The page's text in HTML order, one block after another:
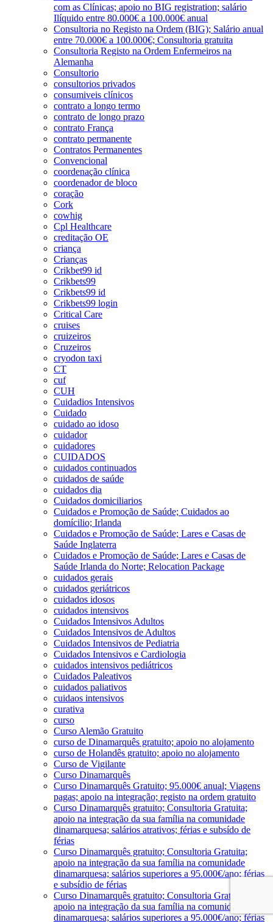
com as Clínicas; apoio no BIG registration; salário
Ilíquido entre 80.000€ a 100.000€ anual
Consultoria no Registo na Ordem (BIG); Salário anual
entre 70.000€ a 100.000€; Consultoria gratuita
Consultoria Registo na Ordem Enfermeiros na
Alemanha
Consultorio
consultorios privados
consumiveis clínicos
contrato a longo termo
contrato de longo prazo
contrato França
contrato permanente
Contratos Permanentes
Convencional
coordenação clínica
coordenador de bloco
coração
Cork
cowhig
Cpl Healthcare
creditação OE
criança
Crianças
Crikbet99 id
Crikbets99
Crikbets99 id
Crikbets99 login
Critical Care
cruises
cruizeiros
Cruzeiros
cryodon taxi
CT
cuf
CUH
Cuidadios Intensivos
Cuidado
cuidado ao idoso
cuidador
cuidadores
CUIDADOS
cuidados continuados
cuidados de saúde
cuidados dia
Cuidados domiciliarios
Cuidados e Promoção de Saúde; Cuidados ao
domícilio; Irlanda
Cuidados e Promoção de Saúde; Lares e Casas de
Saúde Inglaterra
Cuidados e Promoção de Saúde; Lares e Casas de
Saúde Irlanda do Norte; Relocation Package
cuidados gerais
cuidados geriátricos
cuidados idosos
cuidados intensivos
Cuidados Intensivos Adultos
Cuidados Intensivos de Adultos
Cuidados Intensivos de Pediatria
Cuidados Intensivos e Cardiologia
cuidados intensivos pediátricos
Cuidados Paleativos
cuidados paliativos
cuidaos intensivos
curativa
curso
Curso Alemão Gratuito
curso de Dinamarquês gratuito; apoio no alojamento
curso de Holandês gratuito; apoio no alojamento
Curso de Vigilante
Curso Dinamarquês
Curso Dinamarquês Gratuito; 95.000€ anual; Viagens
pagas; apoio na integração; registo na ordem gratuito
Curso Dinamarquês gratuito; Consultoria Gratuita;
apoio na integração da sua família na comunidade
dinamarquesa; salários atrativos; férias e subsído de
férias
Curso Dinamarquês gratuito; Consultoria Gratuita;
apoio na integração da sua família na comunidade
dinamarquesa; salários superiores a 95.000€/ano; férias
e subsídio de férias
Curso Dinamarquês gratuito; Consultoria Gratuita;
apoio na integração da sua família na comunidade
dinamarquesa; salários superiores a 95.000€/ano; férias